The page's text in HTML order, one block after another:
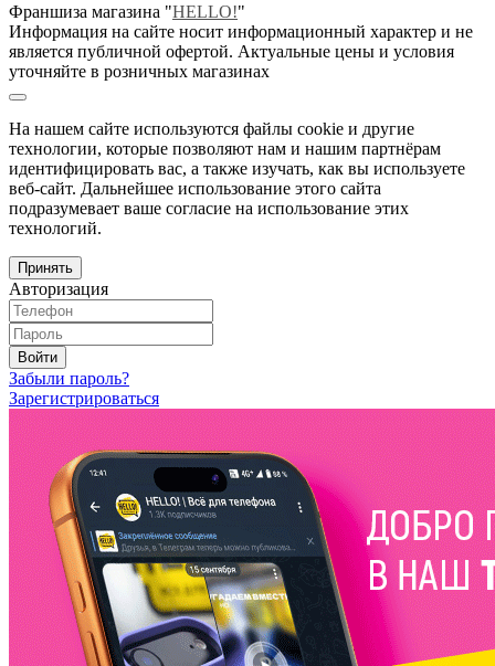
Франшиза магазина "HELLO!"
Информация на сайте носит информационный характер и не
является публичной офертой. Актуальные цены и условия
уточняйте в розничных магазинах
На нашем сайте используются файлы cookie и другие
технологии, которые позволяют нам и нашим партнёрам
идентифицировать вас, а также изучать, как вы используете
веб-сайт. Дальнейшее использование этого сайта
подразумевает ваше согласие на использование этих
технологий.
Принять
Авторизация
Войти
Забыли пароль?
Зарегистрироваться